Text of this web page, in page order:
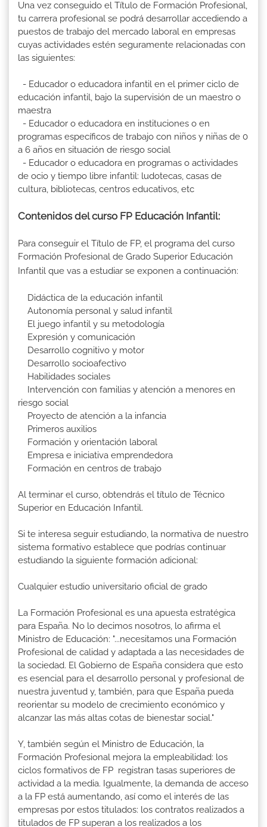
Una vez conseguido el Título de Formación Profesional,
tu carrera profesional se podrá desarrollar accediendo a
puestos de trabajo del mercado laboral en empresas
cuyas actividades estén seguramente relacionadas con
las siguientes:
- Educador o educadora infantil en el primer ciclo de
educación infantil, bajo la supervisión de un maestro o
maestra
- Educador o educadora en instituciones o en
programas específicos de trabajo con niños y niñas de 0
a 6 años en situación de riesgo social
- Educador o educadora en programas o actividades
de ocio y tiempo libre infantil: ludotecas, casas de
cultura, bibliotecas, centros educativos, etc
Contenidos del curso FP Educación Infantil:
Para conseguir el Título de FP, el programa del curso
Formación Profesional de Grado Superior Educación
Infantil que vas a estudiar se exponen a continuación:
Didáctica de la educación infantil
Autonomía personal y salud infantil
El juego infantil y su metodología
Expresión y comunicación
Desarrollo cognitivo y motor
Desarrollo socioafectivo
Habilidades sociales
Intervención con familias y atención a menores en
riesgo social
Proyecto de atención a la infancia
Primeros auxilios
Formación y orientación laboral
Empresa e iniciativa emprendedora
Formación en centros de trabajo
Al terminar el curso, obtendrás el título de Técnico
Superior en Educación Infantil.
Si te interesa seguir estudiando, la normativa de nuestro
sistema formativo establece que podrías continuar
estudiando la siguiente formación adicional:
Cualquier estudio universitario oficial de grado
La Formación Profesional es una apuesta estratégica
para España. No lo decimos nosotros, lo afirma el
Ministro de Educación: "...necesitamos una Formación
Profesional de calidad y adaptada a las necesidades de
la sociedad. El Gobierno de España considera que esto
es esencial para el desarrollo personal y profesional de
nuestra juventud y, también, para que España pueda
reorientar su modelo de crecimiento económico y
alcanzar las más altas cotas de bienestar social."
Y, también según el Ministro de Educación, la
Formación Profesional mejora la empleabilidad: los
ciclos formativos de FP registran tasas superiores de
actividad a la media. Igualmente, la demanda de acceso
a la FP está aumentando, así como el interés de las
empresas por estos titulados: los contratos realizados a
titulados de FP superan a los realizados a los